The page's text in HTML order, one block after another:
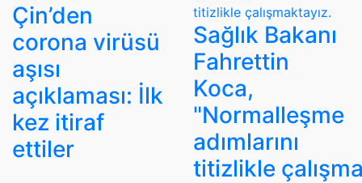
Çin’den
corona virüsü
aşısı
açıklaması: İlk
kez itiraf
ettiler
Sağlık Bakanı
Fahrettin
Koca,
"Normalleşme
adımlarını
titizlikle